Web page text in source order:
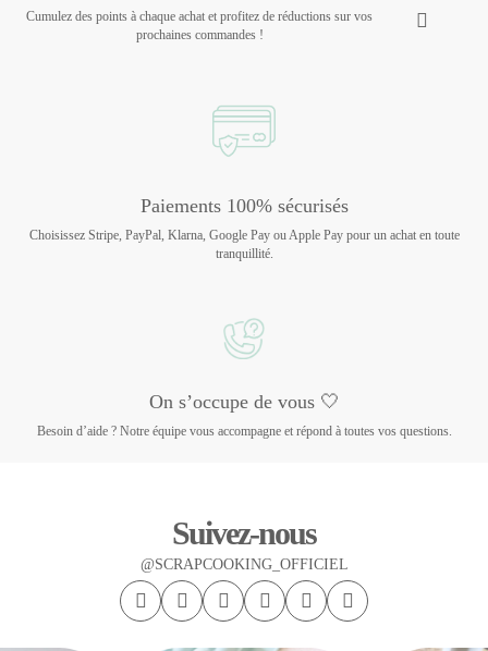
Cumulez des points à chaque achat et profitez de réductions sur vos
prochaines commandes !
Paiements 100% sécurisés
Choisissez Stripe, PayPal, Klarna, Google Pay ou Apple Pay pour un achat en toute
tranquillité.
On s’occupe de vous 🤍
Besoin d’aide ? Notre équipe vous accompagne et répond à toutes vos questions.
Suivez-nous
@SCRAPCOOKING_OFFICIEL